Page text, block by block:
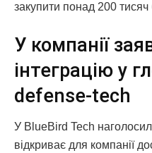
закупити понад 200 тисяч
У компанії
інтеграцію у
defense-tech
У BlueBird Tech
відкриває для компанії